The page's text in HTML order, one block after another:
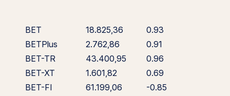
BET 18.825,36
0.93
BETPlus
2.762,86
0.91
BET-TR
43.400,95
0.96
BET-XT
1.601,82
0.69
BET-FI
61.199,06
-0.85